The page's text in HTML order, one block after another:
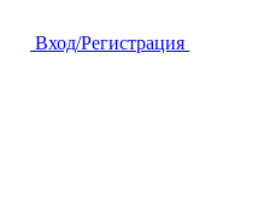
Вход/Регистрация